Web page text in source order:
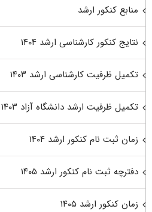
منابع کنکور ارشد
نتایج کنکور کارشناسی ارشد ۱۴۰۴
تکمیل ظرفیت کارشناسی ارشد ۱۴۰۳
تکمیل ظرفیت ارشد دانشگاه آزاد ۱۴۰۳
زمان ثبت نام کنکور ارشد ۱۴۰۴
دفترچه ثبت نام کنکور ارشد ۱۴۰۵
زمان کنکور ارشد ۱۴۰۵